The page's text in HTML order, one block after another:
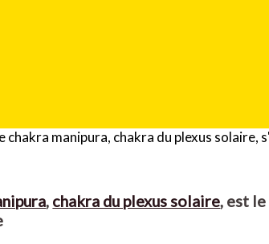
, chakra du plexus solaire, est le